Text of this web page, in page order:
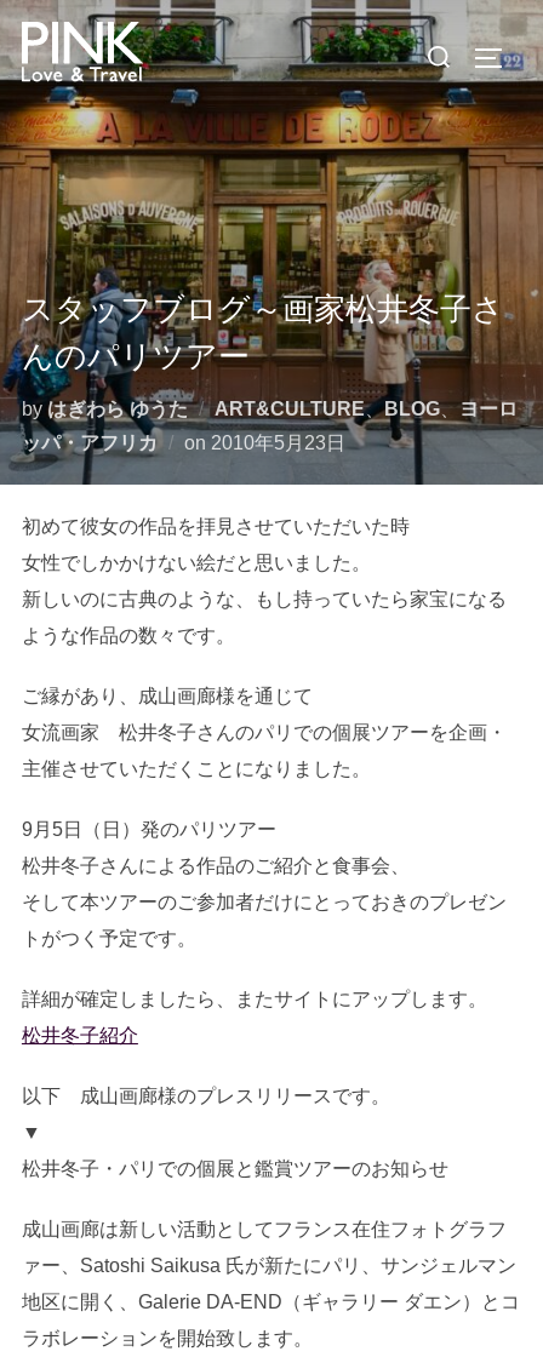
コ
ン
テ
ン
ツ
検
索
対
象:
サイド
スタッフブログ～画家松井冬子さ
んのパリツアー
by はぎわら ゆうた ART&CULTURE、BLOG、ヨーロ
ッパ・アフリカ
on 投
2010年5月23日
初めて彼女の作品を拝見させていただいた時
女性でしかかけない絵だと思いました。
新しいのに古典のような、もし持っていたら家宝になる
ような作品の数々です。
ご縁があり、成山画廊様を通じて
女流画家 松井冬子さんのパリでの個展ツアーを企画・
主催させていただくことになりました。
9月5日（日）発のパリツアー
松井冬子さんによる作品のご紹介と食事会、
そして本ツアーのご参加者だけにとっておきのプレゼン
トがつく予定です。
詳細が確定しましたら、またサイトにアップします。
松井冬子紹介
以下 成山画廊様のプレスリリースです。
▼
松井冬子・パリでの個展と鑑賞ツアーのお知らせ
成山画廊は新しい活動としてフランス在住フォトグラフ
ァー、Satoshi Saikusa 氏が新たにパリ、サンジェルマン
地区に開く、Galerie DA-END（ギャラリー ダエン）とコ
ラボレーションを開始致します。